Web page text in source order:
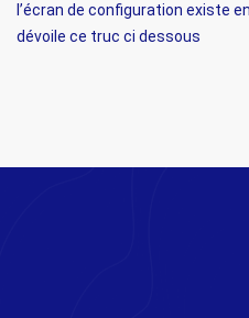
l’écran de configuration existe
dévoile ce truc ci dessous